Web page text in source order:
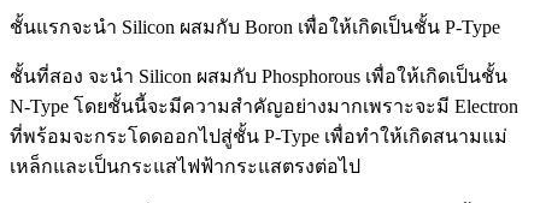
ชั้นแรกจะนำ Silicon ผสมกับ Boron เพื่อให้เกิดเป็นชั้น P-Type
ชั้นที่สอง จะนำ Silicon ผสมกับ Phosphorous เพื่อให้เกิดเป็นชั้น
N-Type โดยชั้นนี้จะมีความสำคัญอย่างมากเพราะจะมี Electron
ที่พร้อมจะกระโดดออกไปสู่ชั้น P-Type เพื่อทำให้เกิดสนามแม่
เหล็กและเป็นกระแสไฟฟ้ากระแสตรงต่อไป